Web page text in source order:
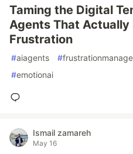
Taming the Digital
Agents That
Frustration
#aiagents #
#emotionai
Ismail zamareh
May 16